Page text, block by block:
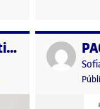
PEC 1. Investigación tipográfica
en PEC 1. Investigación
Publicado